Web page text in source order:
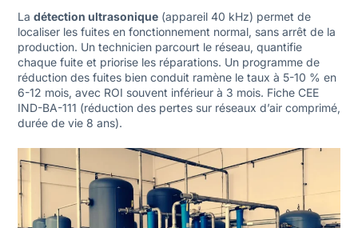
La détection ultrasonique(appareil 40 kHz) permet de
localiser les fuites en fonctionnement normal, sans arrêt de la
production. Un technicien parcourt le réseau, quantifie
chaque fuite et priorise les réparations. Un programme de
réduction des fuites bien conduit ramène le taux à 5-10 % en
6-12 mois, avec ROI souvent inférieur à 3 mois. Fiche CEE
IND-BA-111 (réduction des pertes sur réseaux d’air comprimé,
durée de vie 8 ans).